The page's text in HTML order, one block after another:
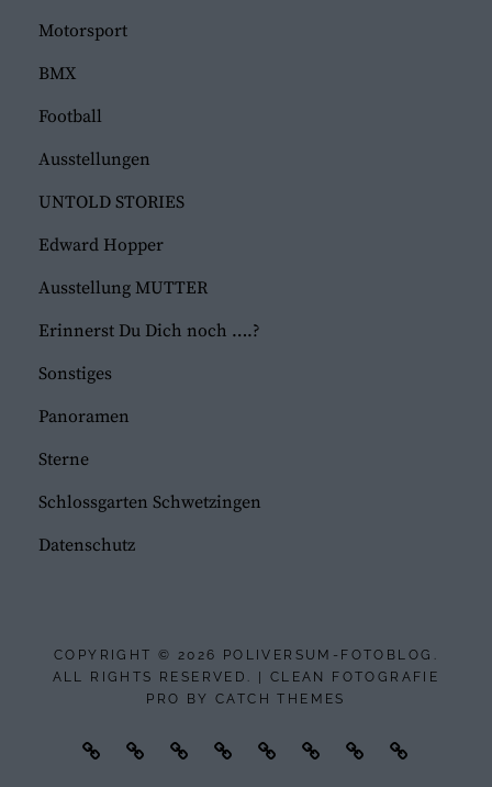
Motorsport
BMX
Football
Ausstellungen
UNTOLD STORIES
Edward Hopper
Ausstellung MUTTER
Erinnerst Du Dich noch ….?
Sonstiges
Panoramen
Sterne
Schlossgarten Schwetzingen
Datenschutz
COPYRIGHT © 2026 POLIVERSUM-FOTOBLOG .
ALL RIGHTS RESERVED. | CLEAN FOTOGRAFIE
PRO BY CATCH THEMES